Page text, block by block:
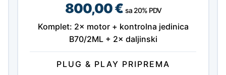
800,00 € sa 20% PDV
Komplet: 2× motor + kontrolna jedinica
B70/2ML + 2× daljinski
PLUG & PLAY PRIPREMA